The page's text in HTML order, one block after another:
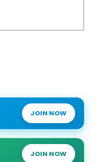
JOIN NOW
JOIN NOW